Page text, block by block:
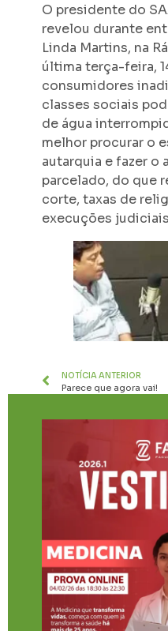
O presidente do
revelou durante
Linda Martins, na
última terça-feira,
consumidores
classes sociais
de água
melhor procurar o
autarquia e fazer o
parcelado, do que
corte, taxas de
execuções judiciais
NOTÍCIA ANTERIOR
Parece que agora vai!